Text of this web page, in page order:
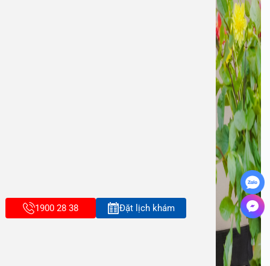
1900 28 38 Đặt lịch khám